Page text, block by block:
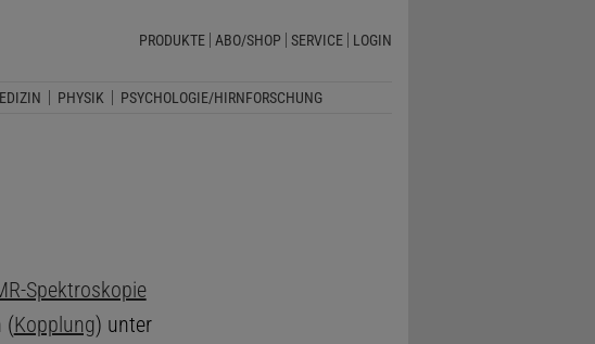
PRODUKTE ABO/SHOP SERVICE LOGIN
PHYSIK PSYCHOLOGIE/HIRNFORSCHUNG
Spektroskopie
(Kopplung) unter